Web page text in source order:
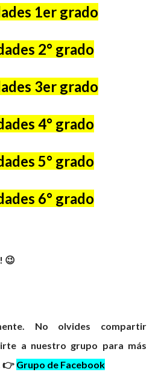
1er grado
2° grado
3er grado
4° grado
5° grado
6° grado
😉
No olvides compartir
a nuestro grupo para más
👉 Grupo de Facebook